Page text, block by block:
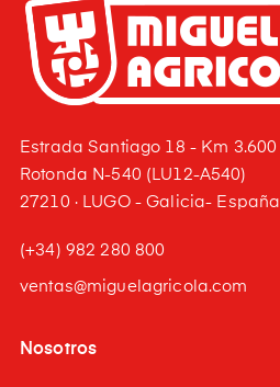
Estrada Santiago 18 - Km 3.600
Rotonda N-540 (LU12-A540)
27210 · LUGO - Galicia- España
(+34) 982 280 800
ventas@miguelagricola.com
Nosotros